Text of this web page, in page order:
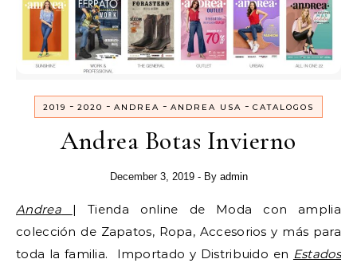
2019 - 2020 - ANDREA - ANDREA USA - CATALOGOS
Andrea Botas Invierno
December 3, 2019 - By admin
Andrea
| Tienda online de Moda con amplia
colección de Zapatos, Ropa, Accesorios y más para
toda la familia. Importado y Distribuido en Estados